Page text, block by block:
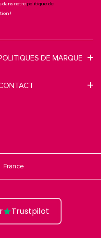
dans notre politique de
!
DE MARQUE
Trustpilot